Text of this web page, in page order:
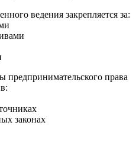
ведения закрепляется за:
права
законах